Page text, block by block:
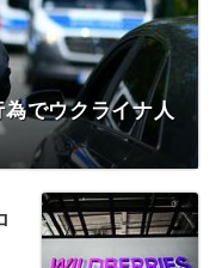
でウクライナ人